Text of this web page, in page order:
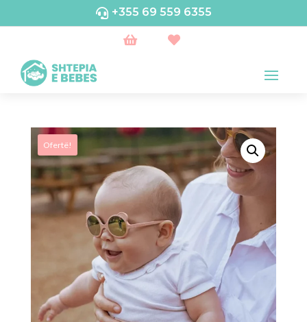
 +355 69 559 6355
 
Ofertë!